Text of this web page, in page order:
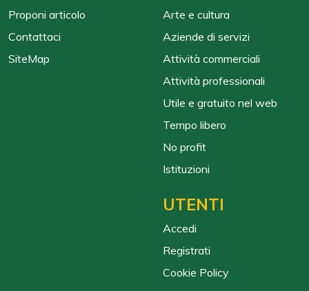
Proponi articolo
Contattaci
SiteMap
Arte e cultura
Aziende di servizi
Attività commerciali
Attività professionali
Utile e gratuito nel web
Tempo libero
No profit
Istituzioni
UTENTI
Accedi
Registrati
Cookie Policy